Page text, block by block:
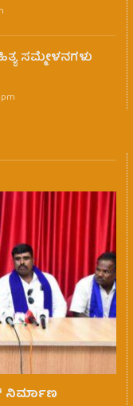
ಸಮ್ಮೇಳನಗಳು
ನಿರ್ಮಾಣ